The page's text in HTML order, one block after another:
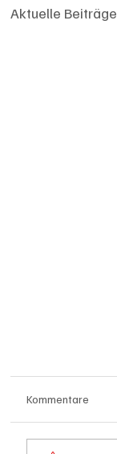
Aktuelle Beiträge
Kommentare